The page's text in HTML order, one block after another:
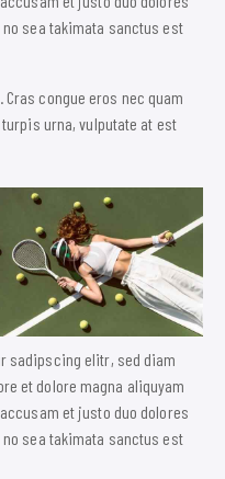
sea takimata sanctus est
congue eros nec quam
urna, vulputate at est
sadipscing elitr, sed diam
et dolore magna aliquyam
et justo duo dolores
sea takimata sanctus est